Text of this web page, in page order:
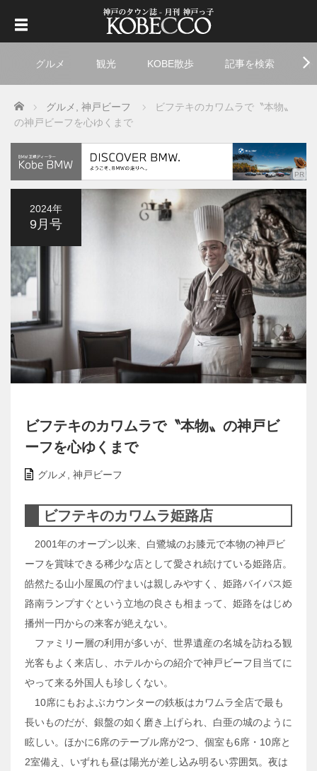
グルメ 観光 KOBE散歩 記事を検索
Home グルメ 神戸ビーフ
ビフテキのカワムラで〝本物〟
の神戸ビーフを心ゆくまで
2024年
9月号
ビフテキのカワムラで〝本物〟の神戸ビ
ーフを心ゆくまで
グルメ 神戸ビーフ
ビフテキのカワムラ姫路店
2001年のオープン以来、白鷺城のお膝元で本物の神戸ビ
ーフを賞味できる稀少な店として愛され続けている姫路店。
皓然たる山小屋風の佇まいは親しみやすく、姫路バイパス姫
路南ランプすぐという立地の良さも相まって、姫路をはじめ
播州一円からの来客が絶えない。
ファミリー層の利用が多いが、世界遺産の名城を訪ねる観
光客もよく来店し、ホテルからの紹介で神戸ビーフ目当てに
やって来る外国人も珍しくない。
10席にもおよぶカウンターの鉄板はカワムラ全店で最も
長いものだが、銀盤の如く磨き上げられ、白亜の城のように
眩しい。ほかに6席のテーブル席が2つ、個室も6席・10席と
2室備え、いずれも昼は陽光が差し込み明るい雰囲気。夜は